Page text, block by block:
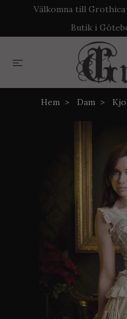
Välkomna till
Butik i
Hem Dam